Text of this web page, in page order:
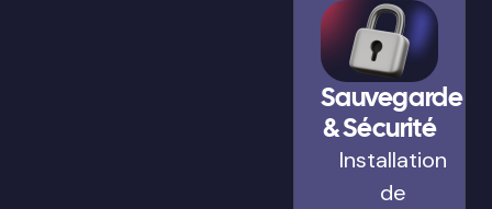
Sauvegarde
& Sécurité
Installation
de